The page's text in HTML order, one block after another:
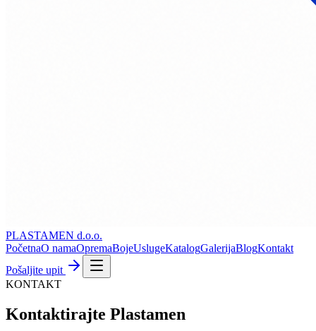
PLASTAMEN d.o.o.
PočetnaO namaOpremaBojeUslugeKatalogGalerijaBlogKontakt
Pošaljite upit
KONTAKT
Kontaktirajte Plastamen